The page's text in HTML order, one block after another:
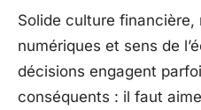
Solide culture financière,
numériques et sens de
décisions engagent
conséquents : il faut